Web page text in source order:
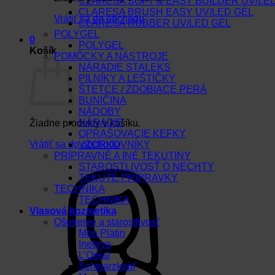
Vrátiť sa do obchodu
0
Košík
Žiadne produkty v košíku.
Vrátiť sa do obchodu
CLARESA BRUSH EASY UV/LED GÉL
CLARESA RUBBER UV/LED GÉL
POLYGEL
POLYGEL
POMÔCKY A NÁSTROJE
NÁRADIE STALEKS
PILNÍKY A LEŠTIČKY
ŠTETCE / ZDOBIACE PERÁ
BUNIČINA
NÁDOBY
NÁRADIE
OPRAŠOVACIE KEFKY
VZORKOVNÍKY
PRÍPRAVNÉ A INÉ TEKUTINY
STAROSTLIVOSŤ O NECHTY
TEKUTÉ PRÍPRAVKY
TECHNIKA
TECHNIKA
Vlasová kozmetika
Ošetrenie a starostlivosť
Mon Platin
Inebrya
L’Oréal
Schwarzkopf